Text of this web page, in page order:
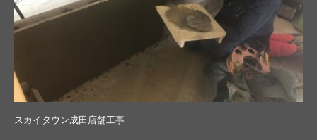
スカイタウン成田店舗工事